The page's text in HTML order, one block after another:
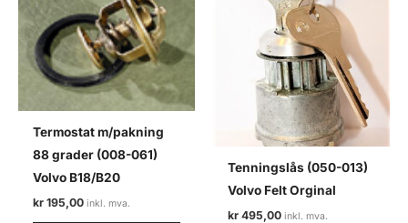
felt
antall
Termostat m/pakning
88 grader (008-061)
Volvo B18/B20
kr 195,00
Tenningslås (050-013)
Volvo Felt Orginal
kr 495,00